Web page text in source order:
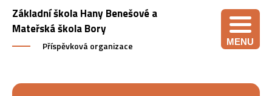
Základní škola Hany Benešové a
Mateřská škola Bory
Příspěvková organizace MENU